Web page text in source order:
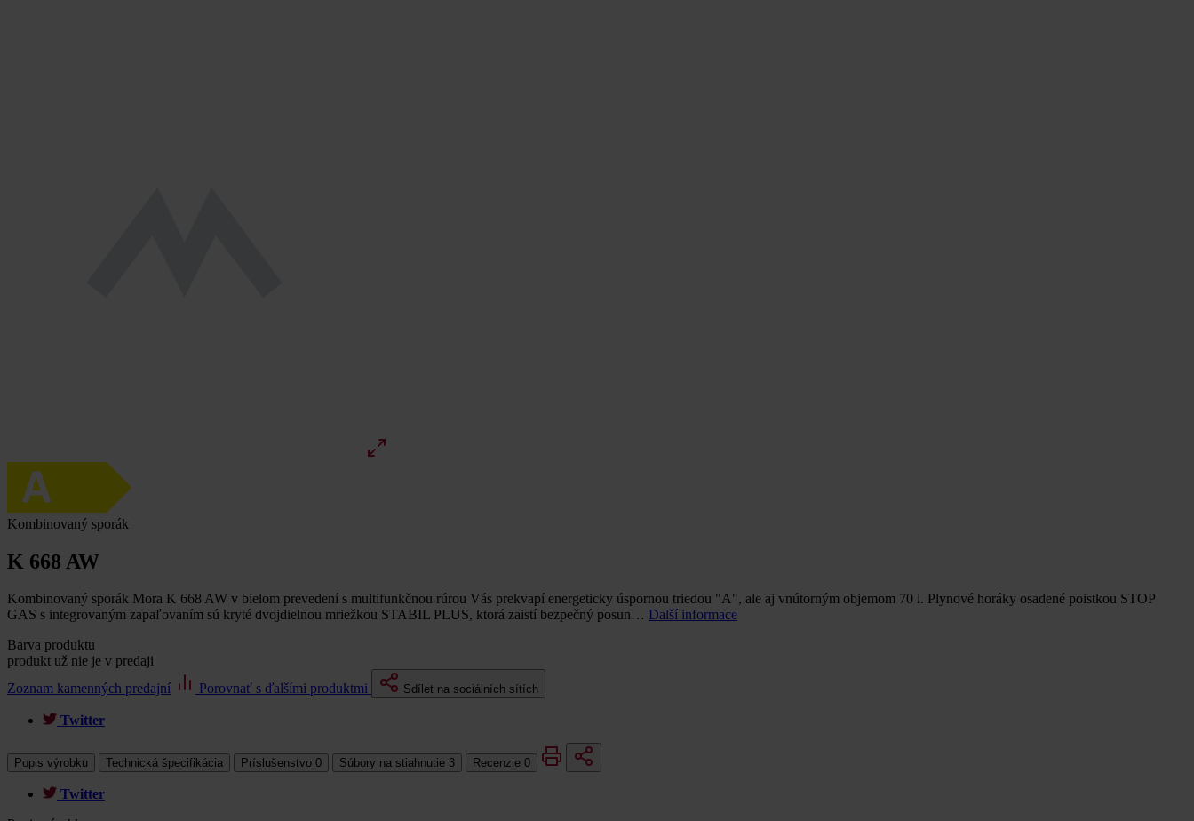
Kombinovaný sporák
K 668 AW
Kombinovaný sporák Mora K 668 AW v bielom prevedení s multifunkčnou rúrou Vás prekvapí energeticky úspornou triedou "A", ale aj vnútorným objemom 70 l. Plynové horáky osadené poistkou STOP
GAS s integrovaným zapaľovaním sú kryté dvojdielnou mriežkou STABIL PLUS, ktorá zaistí bezpečný posun… Další informace
Barva produktu
produkt už nie je v predaji
Zoznam kamenných predajní
Porovnať s ďalšími produktmi Sdílet na sociálních sítích
Twitter
Popis výrobku Technická špecifikácia Príslušenstvo 0 Súbory na stiahnutie 3 Recenzie 0
Twitter